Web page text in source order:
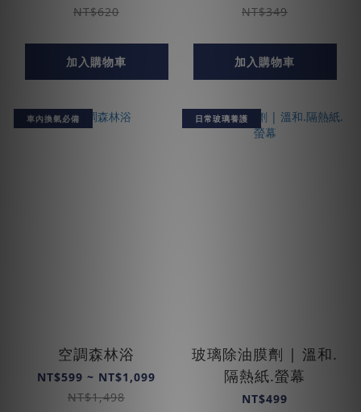
NT$620
加入購物車
NT$349
加入購物車
車內換氣必備
空調森林浴
NT$599 ~ NT$1,099
NT$1,498
日常玻璃養護
玻璃除油膜劑 | 溫和.
隔熱紙.螢幕
NT$499